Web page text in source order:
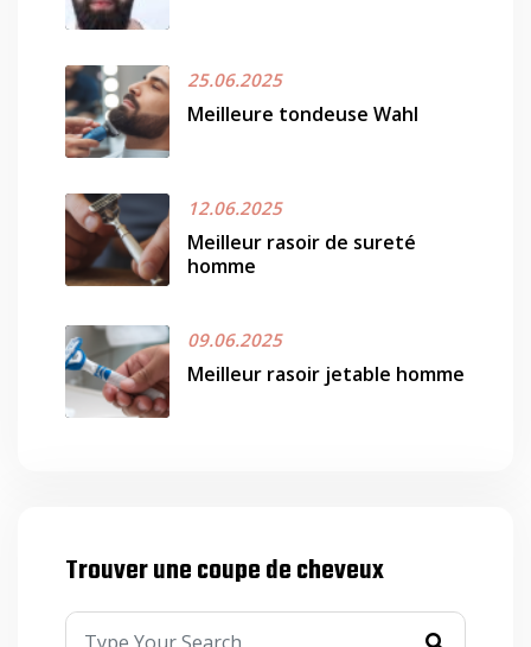
25.06.2025
Meilleure tondeuse Wahl
12.06.2025
Meilleur rasoir de sureté
homme
09.06.2025
Meilleur rasoir jetable homme
Trouver une coupe de cheveux